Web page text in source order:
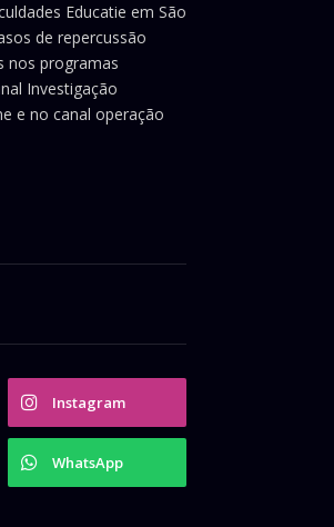
Educatie em São
de repercussão
nos programas
Investigação
e no canal operação
Instagram
WhatsApp